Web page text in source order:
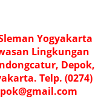
Yogyakarta
Lingkungan
Depok,
Telp. (0274)